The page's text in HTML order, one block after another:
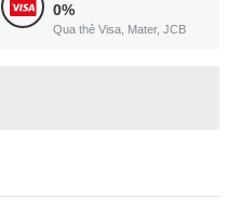
0%
Qua thẻ Visa, Mater, JCB